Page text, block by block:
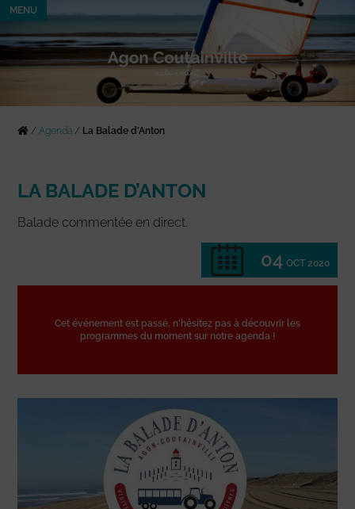
MENU
/Agenda / La Balade d’Anton
LA BALADE D’ANTON
Balade commentée en direct.
04 OCT 2020
Cet événement est passé, n'hésitez pas à découvrir les
programmes du moment sur notre agenda !